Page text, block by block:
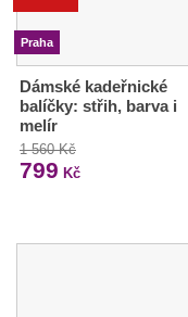
Praha
Dámské kadeřnické
balíčky: střih, barva i
melír
1 560 Kč
799 Kč